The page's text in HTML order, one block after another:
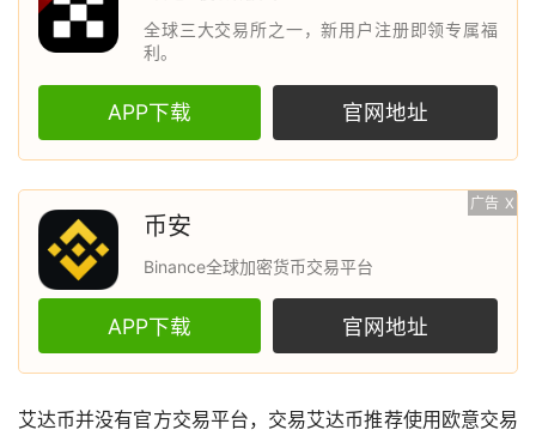
全球三大交易所之一，新用户注册即领专属福
利。
APP下载 官网地址
广告 X
币安
Binance全球加密货币交易平台
APP下载 官网地址
艾达币并没有官方交易平台，交易艾达币推荐使用欧意交易